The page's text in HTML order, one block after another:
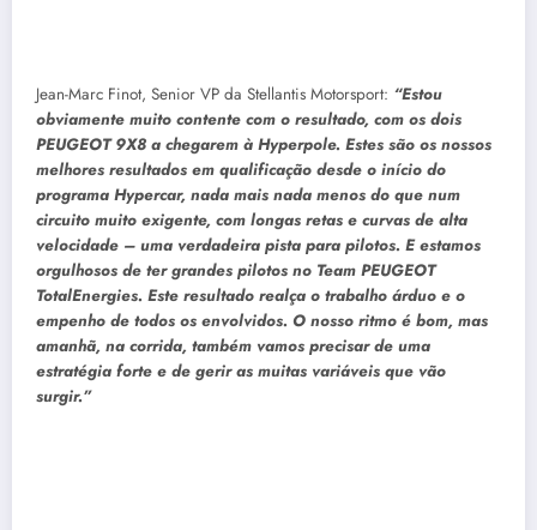
Jean-Marc Finot, Senior VP da Stellantis Motorsport: “Estou
obviamente muito contente com o resultado, com os dois
PEUGEOT 9X8 a chegarem à Hyperpole. Estes são os nossos
melhores resultados em qualificação desde o início do
programa Hypercar, nada mais nada menos do que num
circuito muito exigente, com longas retas e curvas de alta
velocidade – uma verdadeira pista para pilotos. E estamos
orgulhosos de ter grandes pilotos no Team PEUGEOT
TotalEnergies. Este resultado realça o trabalho árduo e o
empenho de todos os envolvidos. O nosso ritmo é bom, mas
amanhã, na corrida, também vamos precisar de uma
estratégia forte e de gerir as muitas variáveis que vão
surgir.”